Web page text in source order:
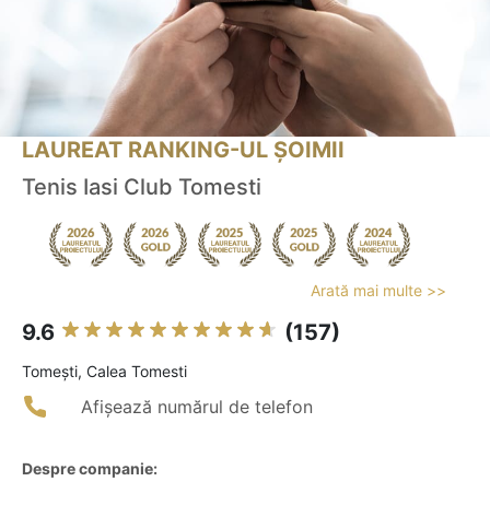
LAUREAT RANKING-UL ȘOIMII
Tenis Iasi Club Tomesti
Arată mai multe >>
9.6 (157)
Tomeşti, Calea Tomesti
Afișează numărul de telefon
Despre companie: